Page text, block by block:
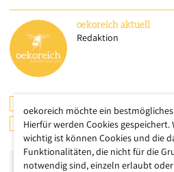
oekoreich aktuell
Redaktion
WASSER
oekoreich möchte ein
Hierfür werden Cookies gespeichert.
wichtig ist können Cookies und die
Funktionalitäten, die nicht für die
notwendig sind, einzeln erlaubt